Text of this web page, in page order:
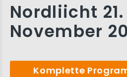
Nordliicht 21.
November
Komplette